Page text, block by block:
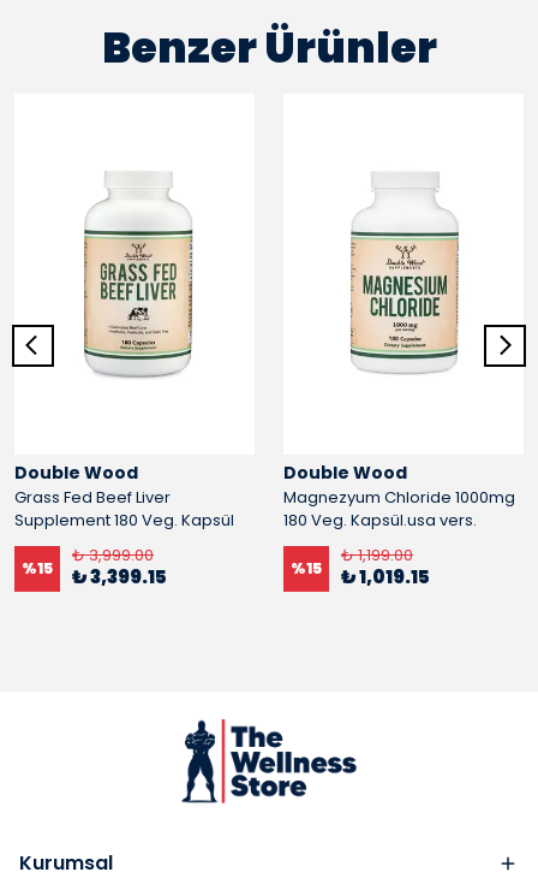
Benzer Ürünler
Double Wood
Grass Fed Beef Liver
Supplement 180 Veg. Kapsül
%15
₺ 3,999.00
₺ 3,399.15
Double Wood
Magnezyum Chloride 1000mg
180 Veg. Kapsül.usa vers.
%15
₺ 1,199.00
₺ 1,019.15
Kurumsal